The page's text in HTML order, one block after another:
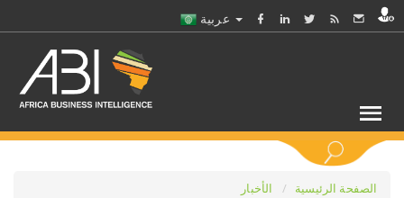
الصفحة الرئيسية
الأخبار